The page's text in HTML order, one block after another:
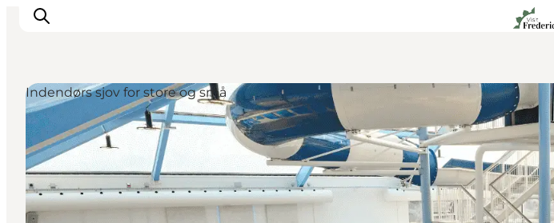
Det sker
Oplevelser
Spisesteder
Overnatning
Indendørs sjov for store og små